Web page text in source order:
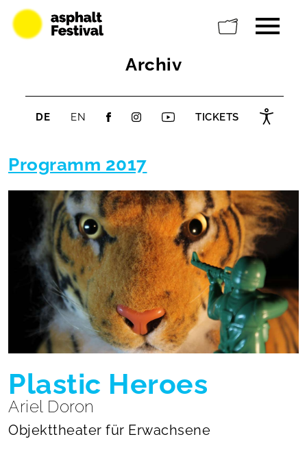
Archiv
DE EN TICKETS
Programm 2017
Plastic Heroes
Ariel Doron
Objekttheater für Erwachsene